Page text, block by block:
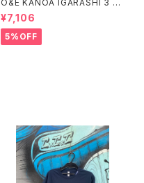
O&E KANOA IGARASHI 3 PI
ECE BLACK/LIME｜PRO SE
RIES
¥7,106
5%OFF